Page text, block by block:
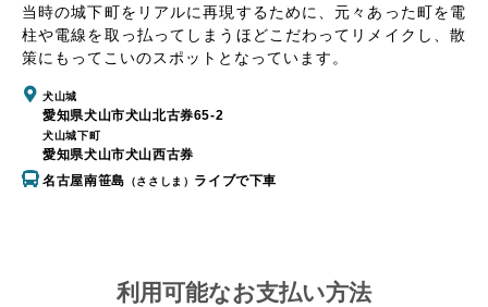
当時の城下町をリアルに再現するために、元々あった町を電
柱や電線を取っ払ってしまうほどこだわってリメイクし、散
策にもってこいのスポットとなっています。
犬山城
愛知県犬山市犬山北古券65-2
犬山城下町
愛知県犬山市犬山西古券
名古屋南笹島 （ささしま） ライブで下車
利用可能なお支払い方法